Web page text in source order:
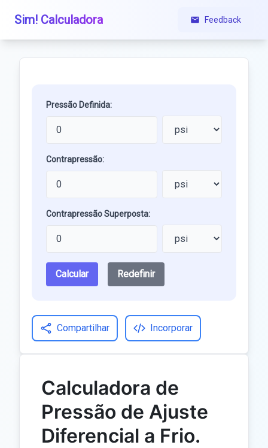
Sim! Calculadora Feedback
Pressão Definida:
Contrapressão:
Contrapressão Superposta:
Calcular Redefinir
Compartilhar Incorporar
Calculadora de
Pressão de Ajuste
Diferencial a Frio.